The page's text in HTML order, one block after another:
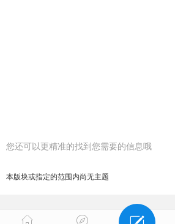
您还可以更精准的找到您需要的信息哦
本版块或指定的范围内尚无主题